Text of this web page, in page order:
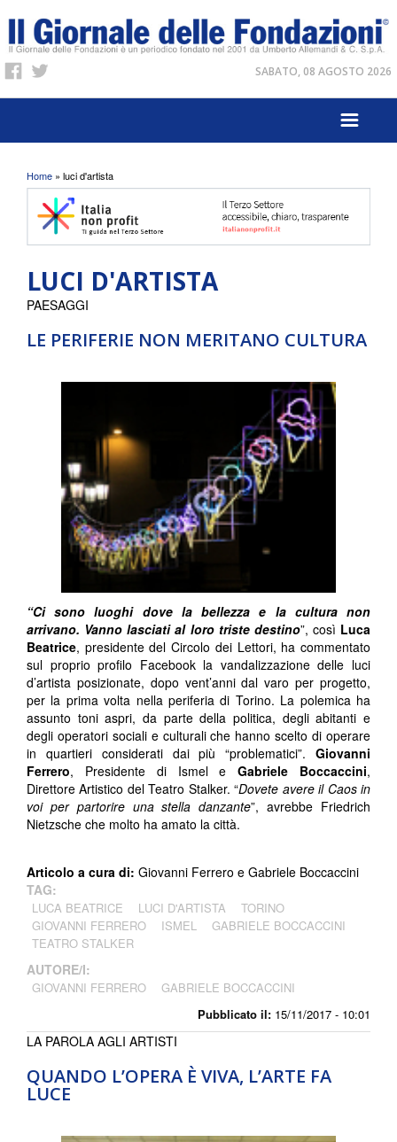
SABATO, 08 AGOSTO 2026
Tu sei qui
Home » luci d'artista
LUCI D'ARTISTA
LE PERIFERIE NON MERITANO CULTURA
Pubblicato il: 15/11/2017 - 10:01
PAESAGGI
“Ci sono luoghi dove la bellezza e la cultura non
arrivano. Vanno lasciati al loro triste destino”, così Luca
Beatrice, presidente del Circolo dei Lettori, ha commentato
sul proprio profilo Facebook la vandalizzazione delle luci
d’artista posizionate, dopo vent’anni dal varo per progetto,
per la prima volta nella periferia di Torino. La polemica ha
assunto toni aspri, da parte della politica, degli abitanti e
degli operatori sociali e culturali che hanno scelto di operare
in quartieri considerati dai più “problematici”. Giovanni
Ferrero, Presidente di Ismel eGabriele Boccaccini,
Direttore Artistico del Teatro Stalker. “Dovete avere il Caos in
voi per partorire una stella danzante”, avrebbe Friedrich
Nietzsche che molto ha amato la città.
Articolo a cura di: Giovanni Ferrero e Gabriele Boccaccini
TAG:
LUCA BEATRICE LUCI D'ARTISTA
TORINO
GIOVANNI FERRERO
ISMEL
GABRIELE BOCCACCINI
TEATRO STALKER
AUTORE/I:
GIOVANNI FERRERO GABRIELE BOCCACCINI
QUANDO L’OPERA È VIVA, L’ARTE FA
LUCE
LA PAROLA AGLI ARTISTI